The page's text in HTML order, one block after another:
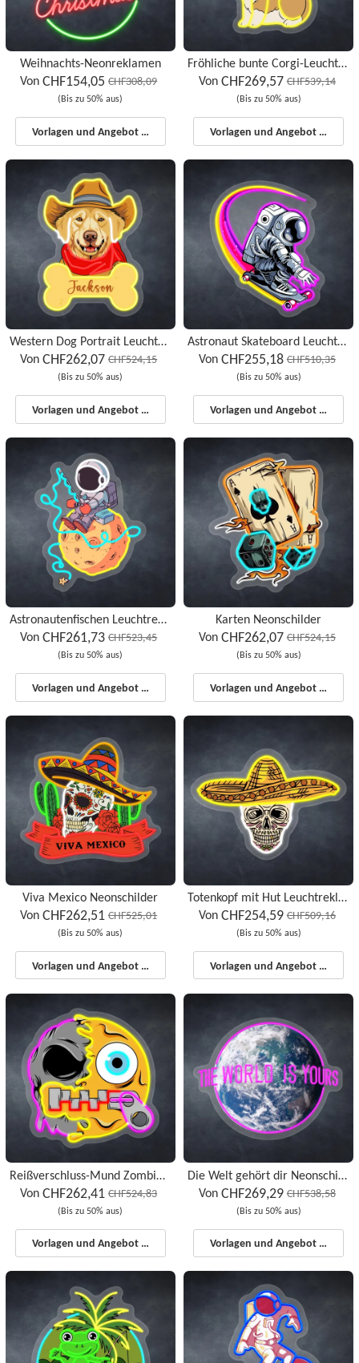
Weihnachts-Neonreklamen
Von CHF154,05 CHF308,09
(Bis zu 50% aus)
Vorlagen und Angebot starten
Fröhliche bunte Corgi-Leuchtreklamen
Von CHF269,57 CHF539,14
(Bis zu 50% aus)
Vorlagen und Angebot starten
Western Dog Portrait Leuchtreklamen
Von CHF262,07 CHF524,15
(Bis zu 50% aus)
Vorlagen und Angebot starten
Astronaut Skateboard Leuchtreklamen
Von CHF255,18 CHF510,35
(Bis zu 50% aus)
Vorlagen und Angebot starten
Astronautenfischen Leuchtreklamen
Von CHF261,73 CHF523,45
(Bis zu 50% aus)
Vorlagen und Angebot starten
Karten Neonschilder
Von CHF262,07 CHF524,15
(Bis zu 50% aus)
Vorlagen und Angebot starten
Viva Mexico Neonschilder
Von CHF262,51 CHF525,01
(Bis zu 50% aus)
Vorlagen und Angebot starten
Totenkopf mit Hut Leuchtreklamen
Von CHF254,59 CHF509,16
(Bis zu 50% aus)
Vorlagen und Angebot starten
Reißverschluss-Mund Zombie Neon Zeichen
Von CHF262,41 CHF524,83
(Bis zu 50% aus)
Vorlagen und Angebot starten
Die Welt gehört dir Neonschilder
Von CHF269,29 CHF538,58
(Bis zu 50% aus)
Vorlagen und Angebot starten